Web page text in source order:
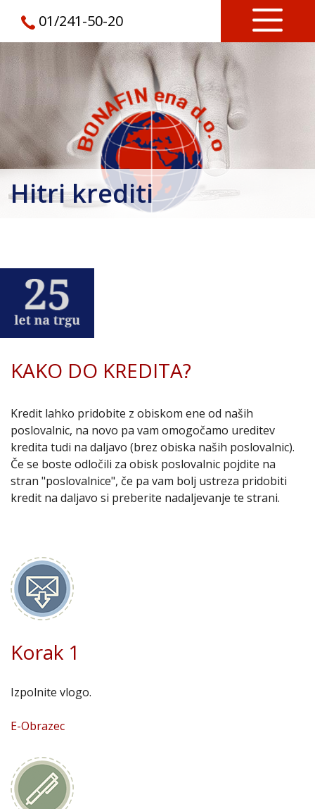
01/241-50-20
Hitri krediti
KAKO DO KREDITA?
Kredit lahko pridobite z obiskom ene od naših
poslovalnic, na novo pa vam omogočamo ureditev
kredita tudi na daljavo (brez obiska naših poslovalnic).
Če se boste odločili za obisk poslovalnic pojdite na
stran "poslovalnice", če pa vam bolj ustreza pridobiti
kredit na daljavo si preberite nadaljevanje te strani.
Korak 1
Izpolnite vlogo.
E-Obrazec